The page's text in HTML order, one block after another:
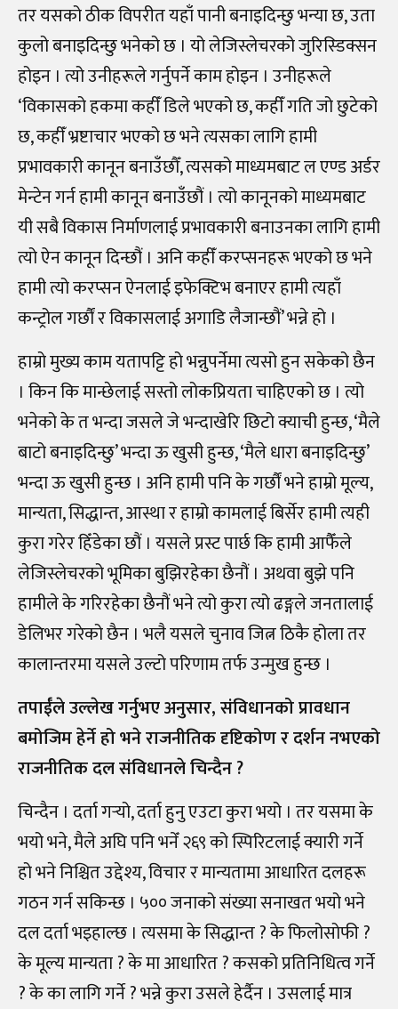
तर यसको ठीक विपरीत यहाँ पानी बनाइदिन्छु भन्या छ, उता
कुलो बनाइदिन्छु भनेको छ । यो लेजिस्लेचरको जुरिस्डिक्सन
होइन । त्यो उनीहरूले गर्नुपर्ने काम होइन । उनीहरूले
‘विकासको हकमा कहीँ डिले भएको छ, कहीँ गति जो छुटेको
छ, कहीँ भ्रष्टाचार भएको छ भने त्यसका लागि हामी
प्रभावकारी कानून बनाउँछौँ, त्यसको माध्यमबाट ल एण्ड अर्डर
मेन्टेन गर्न हामी कानून बनाउँछौं । त्यो कानूनको माध्यमबाट
यी सबै विकास निर्माणलाई प्रभावकारी बनाउनका लागि हामी
त्यो ऐन कानून दिन्छौं । अनि कहीँ करप्सनहरू भएको छ भने
हामी त्यो करप्सन ऐनलाई इफेक्टिभ बनाएर हामी त्यहाँ
कन्ट्रोल गर्छौं र विकासलाई अगाडि लैजान्छौं’ भन्ने हो ।
हाम्रो मुख्य काम यतापट्टि हो भन्नुपर्नेमा त्यसो हुन सकेको छैन
। किन कि मान्छेलाई सस्तो लोकप्रियता चाहिएको छ । त्यो
भनेको के त भन्दा जसले जे भन्दाखेरि छिटो क्याची हुन्छ, ‘मैले
बाटो बनाइदिन्छु’ भन्दा ऊ खुसी हुन्छ, ‘मैले धारा बनाइदिन्छु’
भन्दा ऊ खुसी हुन्छ । अनि हामी पनि के गर्छौं भने हाम्रो मूल्य,
मान्यता, सिद्धान्त, आस्था र हाम्रो कामलाई बिर्सेर हामी त्यही
कुरा गरेर हिँडेका छौं । यसले प्रस्ट पार्छ कि हामी आफैँले
लेजिस्लेचरको भूमिका बुझिरहेका छैनौं । अथवा बुझे पनि
हामीले के गरिरहेका छैनौं भने त्यो कुरा त्यो ढङ्गले जनतालाई
डेलिभर गरेको छैन । भलै यसले चुनाव जित्न ठिकै होला तर
कालान्तरमा यसले उल्टो परिणाम तर्फ उन्मुख हुन्छ ।
तपाईँले उल्लेख गर्नुभए अनुसार, संविधानको प्रावधान
बमोजिम हेर्ने हो भने राजनीतिक दृष्टिकोण र दर्शन नभएको
राजनीतिक दल संविधानले चिन्दैन ?
चिन्दैन । दर्ता गर्‍यो, दर्ता हुनु एउटा कुरा भयो । तर यसमा के
भयो भने, मैले अघि पनि भनेँ २६९ को स्पिरिटलाई क्यारी गर्ने
हो भने निश्चित उद्देश्य, विचार र मान्यतामा आधारित दलहरू
गठन गर्न सकिन्छ । ५०० जनाको संख्या सनाखत भयो भने
दल दर्ता भइहाल्छ । त्यसमा के सिद्धान्त ? के फिलोसोफी ?
के मूल्य मान्यता ? के मा आधारित ? कसको प्रतिनिधित्व गर्ने
? के का लागि गर्ने ? भन्ने कुरा उसले हेर्दैन । उसलाई मात्र